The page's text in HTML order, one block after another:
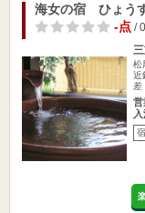
海女の宿 ひょう
-点/
松
近
差
営